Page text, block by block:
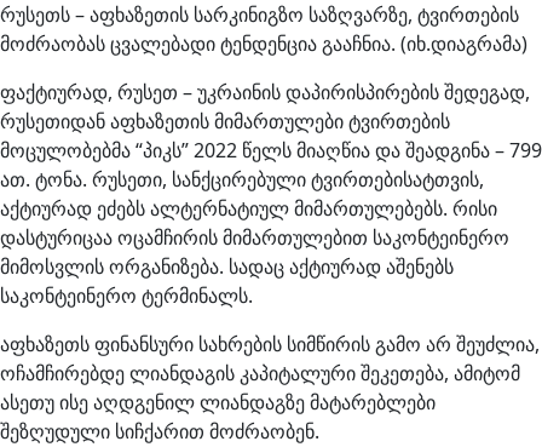
რუსეთს – აფხაზეთის სარკინიგზო საზღვარზე, ტვირთების
მოძრაობას ცვალებადი ტენდენცია გააჩნია. (იხ.დიაგრამა)
ფაქტიურად, რუსეთ – უკრაინის დაპირისპირების შედეგად,
რუსეთიდან აფხაზეთის მიმართულები ტვირთების
მოცულობებმა “პიკს” 2022 წელს მიაღწია და შეადგინა – 799
ათ. ტონა. რუსეთი, სანქცირებული ტვირთებისატთვის,
აქტიურად ეძებს ალტერნატიულ მიმართულებებს. რისი
დასტურიცაა ოცამჩირის მიმართულებით საკონტეინერო
მიმოსვლის ორგანიზება. სადაც აქტიურად აშენებს
საკონტეინერო ტერმინალს.
აფხაზეთს ფინანსური სახრების სიმწირის გამო არ შეუძლია,
ოჩამჩირებდე ლიანდაგის კაპიტალური შეკეთება, ამიტომ
ასეთუ ისე აღდგენილ ლიანდაგზე მატარებლები
შეზღუდული სიჩქარით მოძრაობენ.